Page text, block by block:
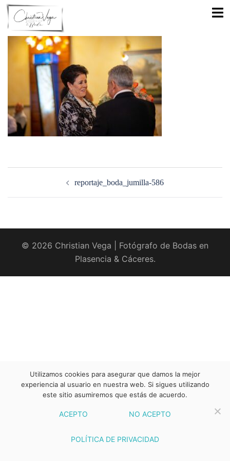
Saltar
contenido
reportaje_boda_jumilla-586
© 2026 Christian Vega | Fotógrafo de Bodas en
Plasencia & Cáceres.
Utilizamos cookies para asegurar que damos la mejor
experiencia al usuario en nuestra web. Si sigues utilizando
este sitio asumiremos que estás de acuerdo.
ACEPTO NO ACEPTO
POLÍTICA DE PRIVACIDAD